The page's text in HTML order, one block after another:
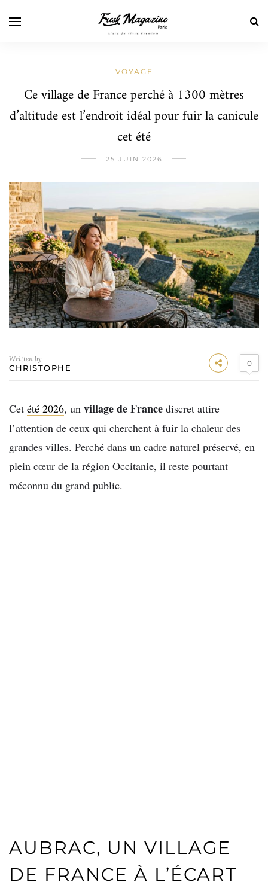
VOYAGE
Ce village de France perché à 1300 mètres
d’altitude est l’endroit idéal pour fuir la canicule
cet été
25 JUIN 2026
Written by
CHRISTOPHE 0
Cet été 2026, un village de France discret attire
l’attention de ceux qui cherchent à fuir la chaleur des
grandes villes. Perché dans un cadre naturel préservé, en
plein cœur de la région Occitanie, il reste pourtant
méconnu du grand public.
AUBRAC, UN VILLAGE
DE FRANCE À L’ÉCART